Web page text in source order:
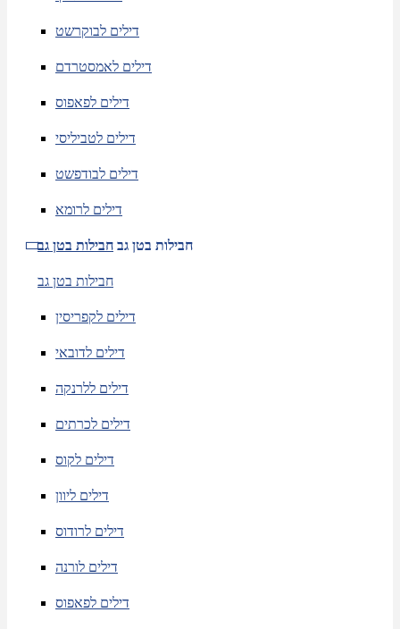
דילים לבוקרשט
דילים לאמסטרדם
דילים לפאפוס
דילים לטביליסי
דילים לבודפשט
דילים לרומא
חבילות בטן גב חבילות בטן גב
חבילות בטן גב
דילים לקפריסין
דילים לדובאי
דילים ללרנקה
דילים לכרתים
דילים לקוס
דילים ליוון
דילים לרודוס
דילים לורנה
דילים לפאפוס